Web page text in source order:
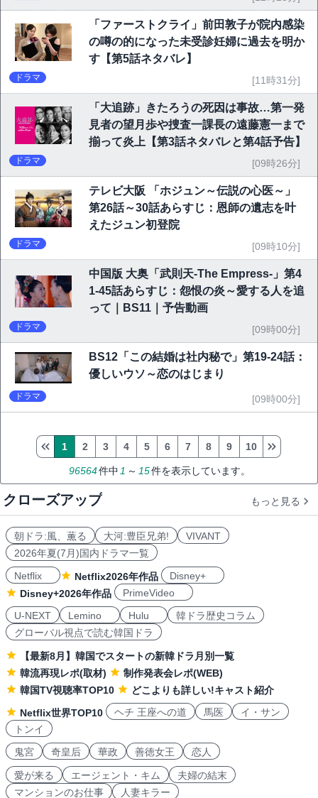
「ファーストクライ」前田敦子が院内感染
の噂の的になった未受診妊婦に過去を明か
す【第5話ネタバレ】
ドラマ [11時31分]
「大追跡」きたろうの死因は事故…第一発
見者の望月歩や捜査一課長の遠藤憲一まで
揃って炎上【第3話ネタバレと第4話予告】
ドラマ [09時26分]
テレビ大阪 「ホジュン～伝説の心医～」
第26話～30話あらすじ：恩師の遺志を叶
えたジュン初登院
ドラマ [09時10分]
中国版 大奥「武則天-The Empress-」第4
1-45話あらすじ：怨恨の炎～愛する人を追
って｜BS11｜予告動画
ドラマ [09時00分]
BS12「この結婚は社内秘で」第19-24話：
優しいウソ～恋のはじまり
ドラマ [09時00分]
96564件中 1 ～ 15件を表示しています。
1 2 3 4 5 6 7 8 9 10
クローズアップ もっと見る
朝ドラ:風、薫る 大河:豊臣兄弟!
VIVANT
2026年夏(7月)国内ドラマ一覧
Netflix
Netflix2026年作品
Disney+
Disney+2026年作品
PrimeVideo
U-NEXT
Lemino Hulu
韓ドラ歴史コラム
グローバル視点で読む韓国ドラ
【最新8月】韓国でスタートの新韓ドラ月別一覧
韓流再現レポ(取材)
制作発表会レポ(WEB)
韓国TV視聴率TOP10
どこよりも詳しい!キャスト紹介
Netflix世界TOP10
ヘチ 王座への道 馬医
イ・サン
トンイ
鬼宮
奇皇后 華政 善徳女王 恋人
愛が来る エージェント・キム
夫婦の結末
マンションのお仕事
人妻キラー